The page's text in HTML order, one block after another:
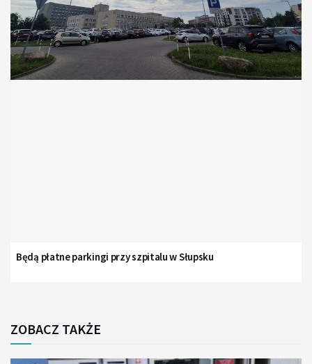
Będą płatne parkingi przy szpitalu w Słupsku
ZOBACZ TAKŻE